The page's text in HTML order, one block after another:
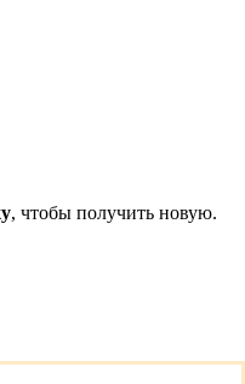
, чтобы получить новую.